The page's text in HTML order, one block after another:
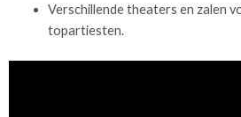
Verschillende theaters en zalen
topartiesten.